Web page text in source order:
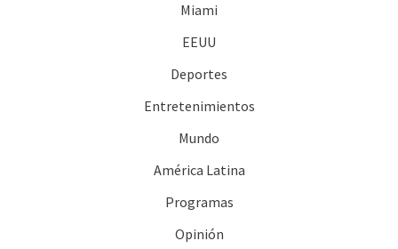
Miami
EEUU
Deportes
Entretenimientos
Mundo
América Latina
Programas
Opinión